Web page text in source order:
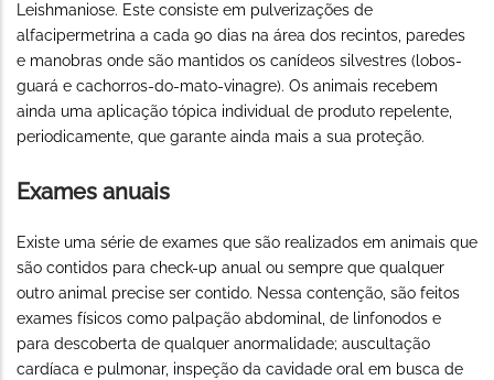
Leishmaniose. Este consiste em pulverizações de
alfacipermetrina a cada 90 dias na área dos recintos, paredes
e manobras onde são mantidos os canídeos silvestres (lobos-
guará e cachorros-do-mato-vinagre). Os animais recebem
ainda uma aplicação tópica individual de produto repelente,
periodicamente, que garante ainda mais a sua proteção.
Exames anuais
Existe uma série de exames que são realizados em animais que
são contidos para check-up anual ou sempre que qualquer
outro animal precise ser contido. Nessa contenção, são feitos
exames físicos como palpação abdominal, de linfonodos e
para descoberta de qualquer anormalidade; auscultação
cardíaca e pulmonar, inspeção da cavidade oral em busca de